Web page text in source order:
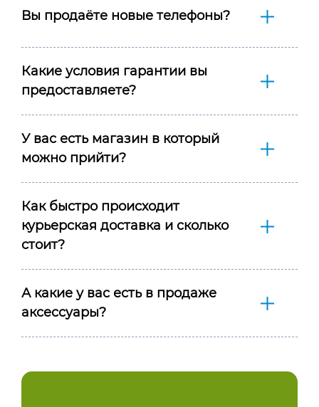
Вы продаёте новые телефоны?
Какие условия гарантии вы
предоставляете?
У вас есть магазин в который
можно прийти?
Как быстро происходит
курьерская доставка и сколько
стоит?
А какие у вас есть в продаже
аксессуары?